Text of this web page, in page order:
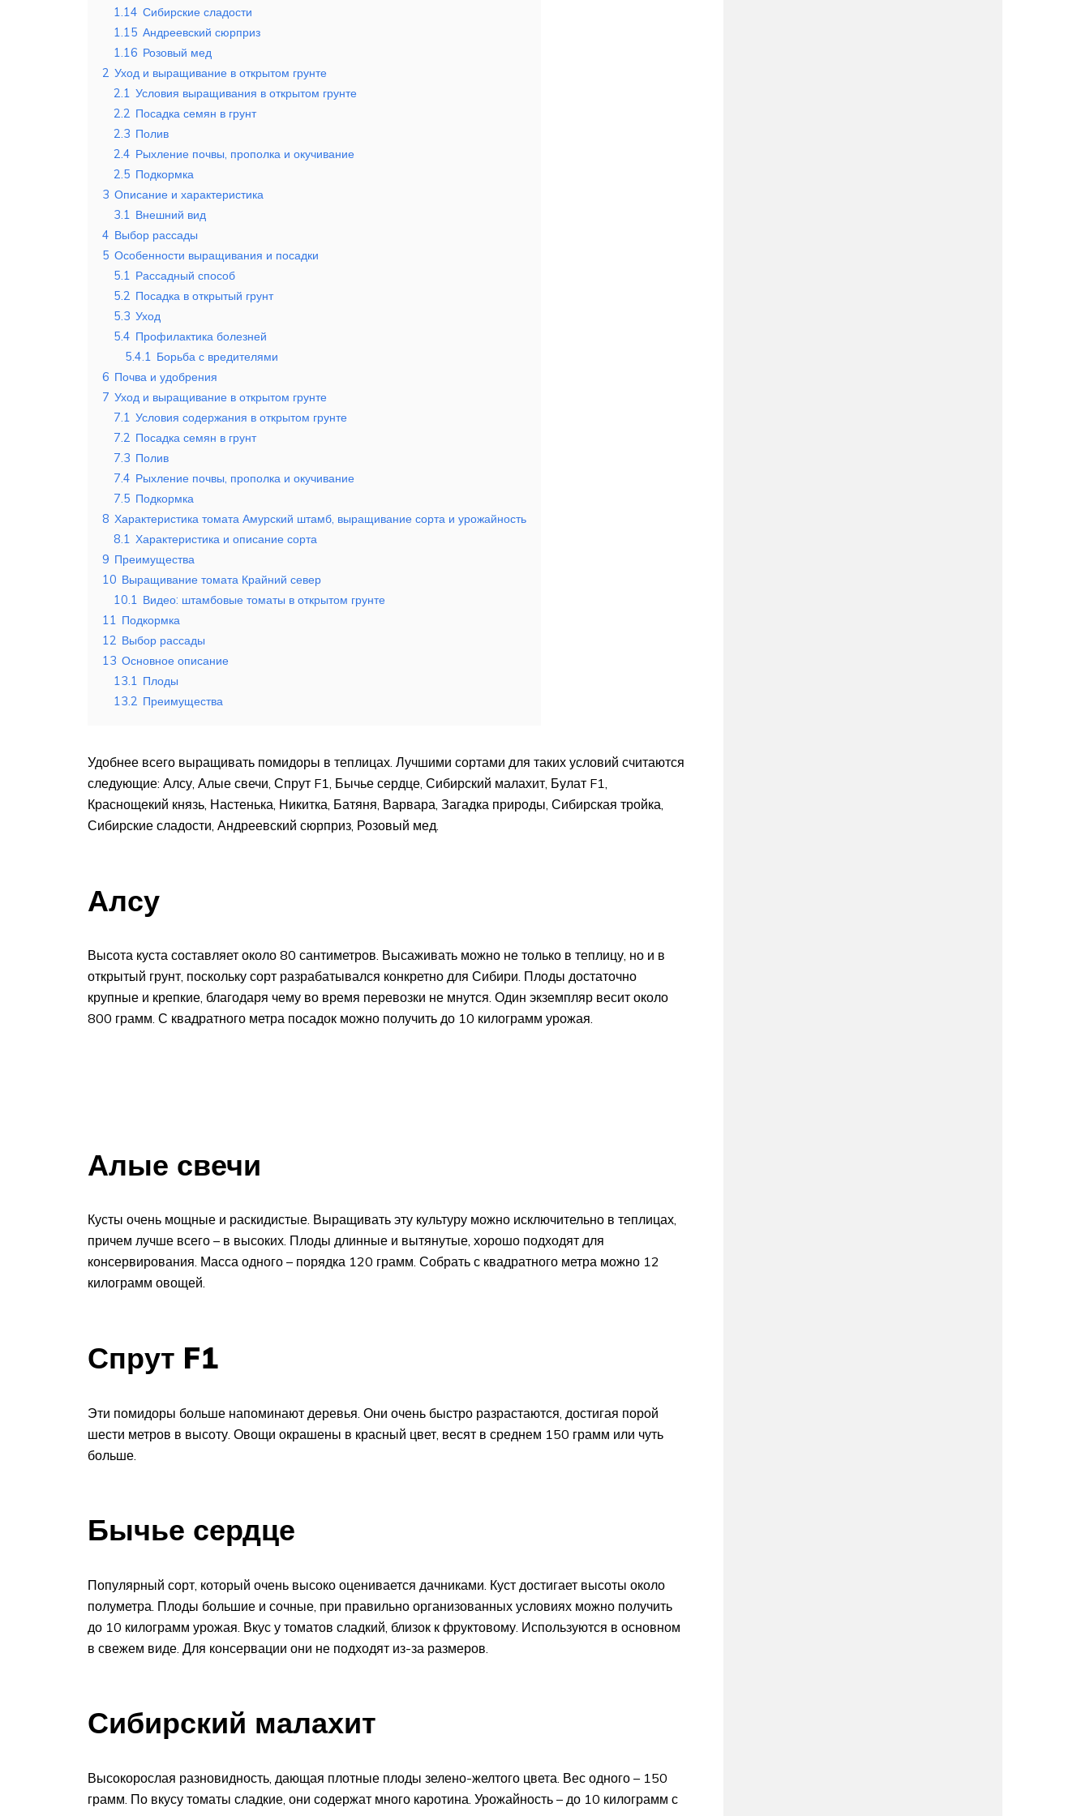
1.14 Сибирские сладости
1.15 Андреевский сюрприз
1.16 Розовый мед
2 Уход и выращивание в открытом грунте
2.1 Условия выращивания в открытом грунте
2.2 Посадка семян в грунт
2.3 Полив
2.4 Рыхление почвы, прополка и окучивание
2.5 Подкормка
3 Описание и характеристика
3.1 Внешний вид
4 Выбор рассады
5 Особенности выращивания и посадки
5.1 Рассадный способ
5.2 Посадка в открытый грунт
5.3 Уход
5.4 Профилактика болезней
5.4.1 Борьба с вредителями
6 Почва и удобрения
7 Уход и выращивание в открытом грунте
7.1 Условия содержания в открытом грунте
7.2 Посадка семян в грунт
7.3 Полив
7.4 Рыхление почвы, прополка и окучивание
7.5 Подкормка
8 Характеристика томата Амурский штамб, выращивание сорта и урожайность
8.1 Характеристика и описание сорта
9 Преимущества
10 Выращивание томата Крайний север
10.1 Видео: штамбовые томаты в открытом грунте
11 Подкормка
12 Выбор рассады
13 Основное описание
13.1 Плоды
13.2 Преимущества
Удобнее всего выращивать помидоры в теплицах. Лучшими сортами для таких условий считаются
следующие: Алсу, Алые свечи, Спрут F1, Бычье сердце, Сибирский малахит, Булат F1,
Краснощекий князь, Настенька, Никитка, Батяня, Варвара, Загадка природы, Сибирская тройка,
Сибирские сладости, Андреевский сюрприз, Розовый мед.
Алсу
Высота куста составляет около 80 сантиметров. Высаживать можно не только в теплицу, но и в
открытый грунт, поскольку сорт разрабатывался конкретно для Сибири. Плоды достаточно
крупные и крепкие, благодаря чему во время перевозки не мнутся. Один экземпляр весит около
800 грамм. С квадратного метра посадок можно получить до 10 килограмм урожая.
Алые свечи
Кусты очень мощные и раскидистые. Выращивать эту культуру можно исключительно в теплицах,
причем лучше всего – в высоких. Плоды длинные и вытянутые, хорошо подходят для
консервирования. Масса одного – порядка 120 грамм. Собрать с квадратного метра можно 12
килограмм овощей.
Спрут F1
Эти помидоры больше напоминают деревья. Они очень быстро разрастаются, достигая порой
шести метров в высоту. Овощи окрашены в красный цвет, весят в среднем 150 грамм или чуть
больше.
Бычье сердце
Популярный сорт, который очень высоко оценивается дачниками. Куст достигает высоты около
полуметра. Плоды большие и сочные, при правильно организованных условиях можно получить
до 10 килограмм урожая. Вкус у томатов сладкий, близок к фруктовому. Используются в основном
в свежем виде. Для консервации они не подходят из-за размеров.
Сибирский малахит
Высокорослая разновидность, дающая плотные плоды зелено-желтого цвета. Вес одного – 150
грамм. По вкусу томаты сладкие, они содержат много каротина. Урожайность – до 10 килограмм с